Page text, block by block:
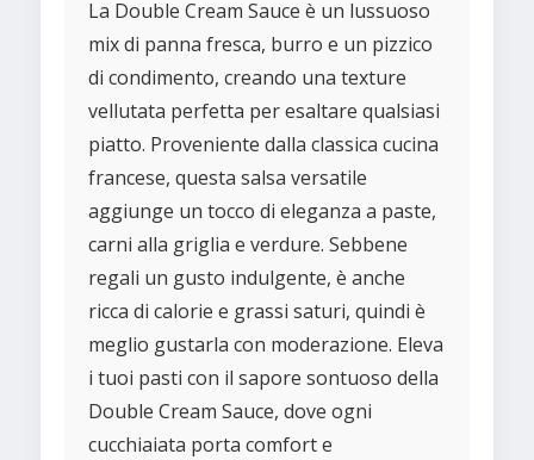
La Double Cream Sauce è un lussuoso
mix di panna fresca, burro e un pizzico
di condimento, creando una texture
vellutata perfetta per esaltare qualsiasi
piatto. Proveniente dalla classica cucina
francese, questa salsa versatile
aggiunge un tocco di eleganza a paste,
carni alla griglia e verdure. Sebbene
regali un gusto indulgente, è anche
ricca di calorie e grassi saturi, quindi è
meglio gustarla con moderazione. Eleva
i tuoi pasti con il sapore sontuoso della
Double Cream Sauce, dove ogni
cucchiaiata porta comfort e